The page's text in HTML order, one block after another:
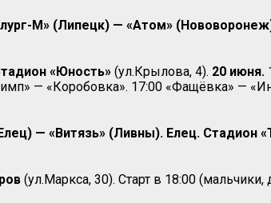
М» (Липецк) — «Атом»
«Юность» (ул.Крылова, 4). 20 июня.
— «Коробовка». 17:00 «Фащёвка» —
— «Витязь» (Ливны). Елец. Стадион
(ул.Маркса, 30). Старт в 18:00